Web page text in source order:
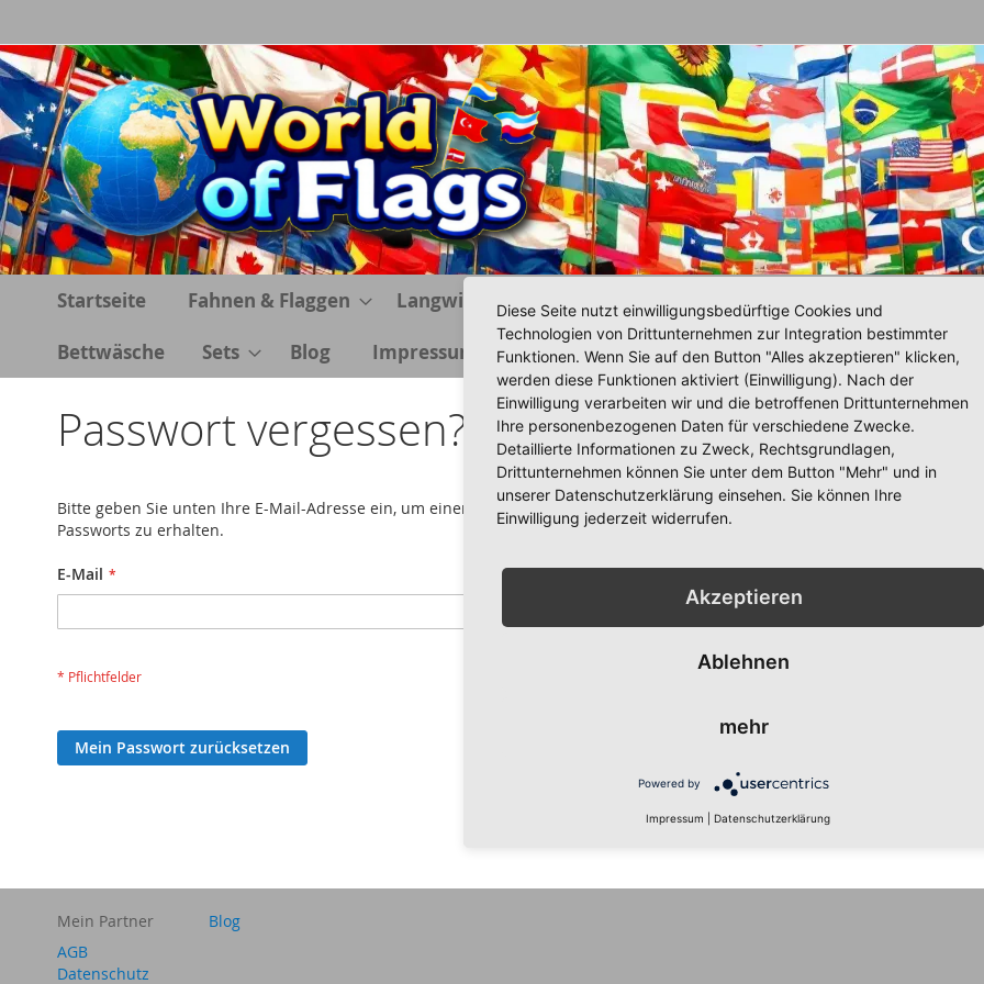
zum
Inhalt
Startseite Fahnen & Flaggen Langwimpel Schals Fischerhüte, Caps & Wollmützen
Bettwäsche Sets Blog Impressum
Passwort vergessen?
Bitte geben Sie unten Ihre E-Mail-Adresse ein, um einen Link für die Zurücksetzung des
Passworts zu erhalten.
E-Mail
Mein Passwort zurücksetzen
Mein Partner
Blog
AGB
Datenschutz
Diese Seite nutzt einwilligungsbedürftige Cookies und
Technologien von Drittunternehmen zur Integration bestimmter
Funktionen. Wenn Sie auf den Button "Alles akzeptieren" klicken,
werden diese Funktionen aktiviert (Einwilligung). Nach der
Einwilligung verarbeiten wir und die betroffenen Drittunternehmen
Ihre personenbezogenen Daten für verschiedene Zwecke.
Detaillierte Informationen zu Zweck, Rechtsgrundlagen,
Drittunternehmen können Sie unter dem Button "Mehr" und in
unserer Datenschutzerklärung einsehen. Sie können Ihre
Einwilligung jederzeit widerrufen.
Akzeptieren
Ablehnen
mehr
Powered by
Impressum Datenschutzerklärung